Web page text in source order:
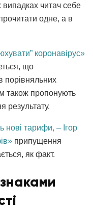
читач себе
одне, а в
коронавірус»
що
порівняльних
також пропонують
результату.
нові тарифи, – Ігор
припущення
як факт.